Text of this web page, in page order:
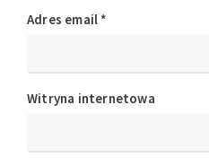
Adres email *
Witryna internetowa